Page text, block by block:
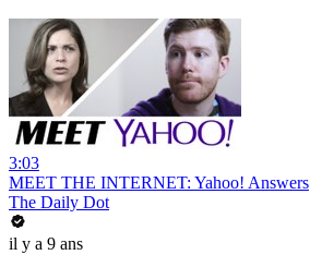
3:03
MEET THE INTERNET: Yahoo! Answers
The Daily Dot
il y a 9 ans